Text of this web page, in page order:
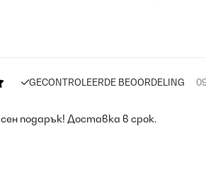
GECONTROLEERDE BEOORDELING
подарък! Доставка в срок.